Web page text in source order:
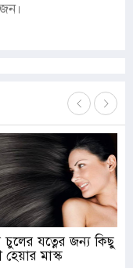
যত্নের জন্য কিছু
মাস্ক